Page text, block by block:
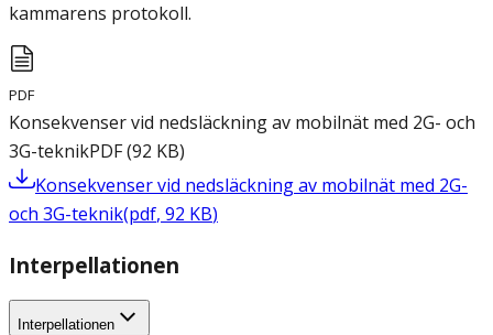
kammarens protokoll.
PDF
Konsekvenser vid nedsläckning av mobilnät med 2G- och
3G-teknikPDF(92 KB)
Konsekvenser vid nedsläckning av mobilnät med 2G-
och 3G-teknik(pdf, 92 KB)
Interpellationen
Interpellationen